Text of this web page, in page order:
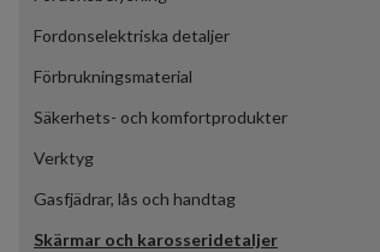
Fordonselektriska detaljer
Förbrukningsmaterial
Säkerhets- och komfortprodukter
Verktyg
Gasfjädrar, lås och handtag
Skärmar och karosseridetaljer